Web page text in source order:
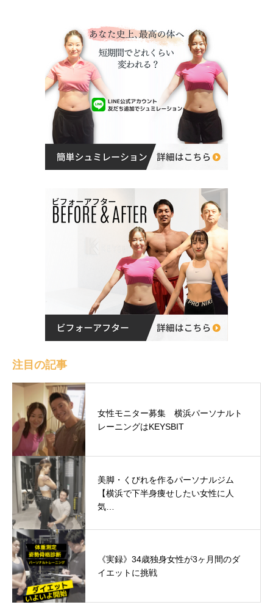
注目の記事
女性モニター募集 横浜パーソナルト
レーニングはKEYSBIT
美脚・くびれを作るパーソナルジム
【横浜で下半身痩せしたい女性に人
気…
《実録》34歳独身女性が3ヶ月間のダ
イエットに挑戦